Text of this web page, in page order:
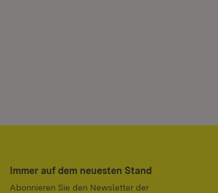
Immer auf dem neuesten Stand
Abonnieren Sie den Newsletter der